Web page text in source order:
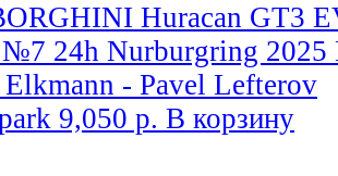
Huracan GT3
24h Nurburgring
Elkmann - Pavel Lefterov
9,050 р. В корзину